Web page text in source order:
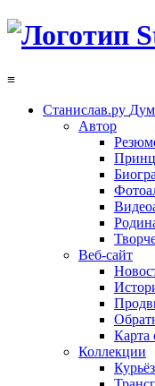
≡
Станислав.ру
Автор
Веб-сайт
Карта
Коллекции